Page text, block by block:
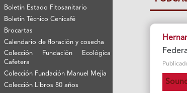
Boletín Estado Fitosanitario
Boletín Técnico Cenicafé
Brocartas
Calendario de floración y cosecha
Colección Fundación Ecológica
Cafetera
Colección Fundación Manuel Mejía
Colección Libros 80 años